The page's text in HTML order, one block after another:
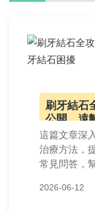
刷牙結石
公開，遠
這篇文章深
治療方法，
常見問答，
建議，適合
2026-06-12